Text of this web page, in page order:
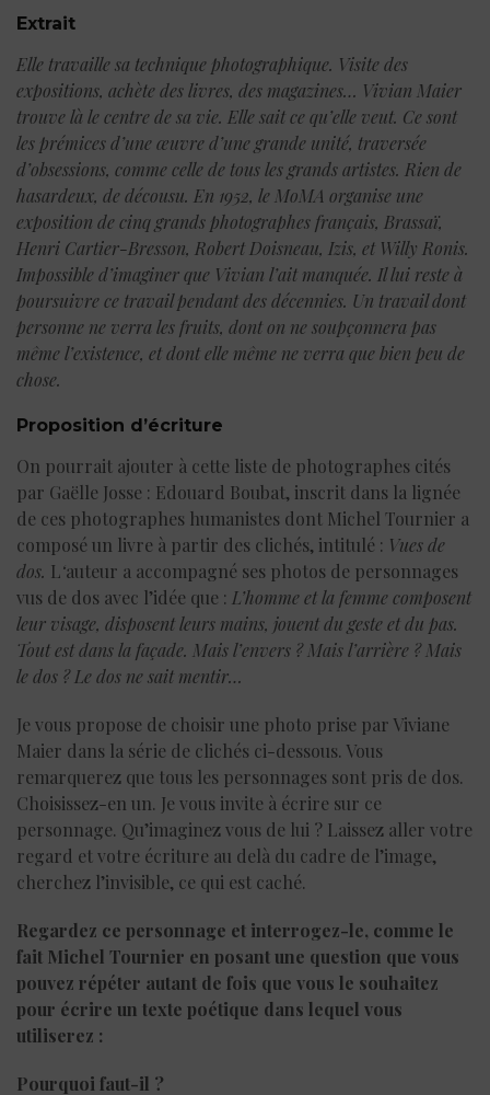
Extrait
Elle travaille sa technique photographique. Visite des
expositions, achète des livres, des magazines… Vivian Maier
trouve là le centre de sa vie. Elle sait ce qu’elle veut. Ce sont
les prémices d’une œuvre d’une grande unité, traversée
d’obsessions, comme celle de tous les grands artistes. Rien de
hasardeux, de décousu. En 1952, le MoMA organise une
exposition de cinq grands photographes français, Brassaï,
Henri Cartier-Bresson, Robert Doisneau, Izis, et Willy Ronis.
Impossible d’imaginer que Vivian l’ait manquée. Il lui reste à
poursuivre ce travail pendant des décennies. Un travail dont
personne ne verra les fruits, dont on ne soupçonnera pas
même l’existence, et dont elle même ne verra que bien peu de
chose.
Proposition d’écriture
On pourrait ajouter à cette liste de photographes cités
par Gaëlle Josse : Edouard Boubat, inscrit dans la lignée
de ces photographes humanistes dont Michel Tournier a
composé un livre à partir des clichés, intitulé : Vues de
dos. L‘auteur a accompagné ses photos de personnages
vus de dos avec l’idée que : L’homme et la femme composent
leur visage, disposent leurs mains, jouent du geste et du pas.
Tout est dans la façade. Mais l’envers ? Mais l’arrière ? Mais
le dos ? Le dos ne sait mentir…
Je vous propose de choisir une photo prise par Viviane
Maier dans la série de clichés ci-dessous. Vous
remarquerez que tous les personnages sont pris de dos.
Choisissez-en un. Je vous invite à écrire sur ce
personnage. Qu’imaginez vous de lui ? Laissez aller votre
regard et votre écriture au delà du cadre de l’image,
cherchez l’invisible, ce qui est caché.
Regardez ce personnage et interrogez-le, comme le
fait Michel Tournier en posant une question que vous
pouvez répéter autant de fois que vous le souhaitez
pour écrire un texte poétique dans lequel vous
utiliserez :
Pourquoi faut-il ?